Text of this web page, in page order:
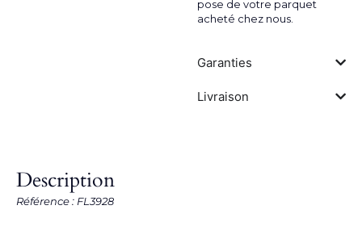
pose de votre parquet
acheté chez nous.
Garanties
Livraison
Description
Référence : FL3928